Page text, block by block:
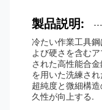
製品説明:
冷たい作業工具
よび硬さを含む
された高性能合
を用いた洗練さ
超純度と微細構
久性が向上する.